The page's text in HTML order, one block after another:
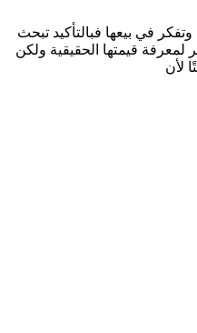
في بيعها فبالتأكيد تبحث
قيمتها الحقيقية ولكن
لأن